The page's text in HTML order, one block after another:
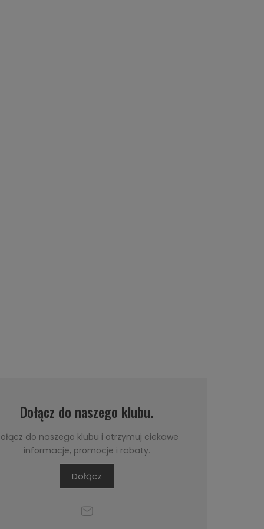
Dołącz do naszego klubu.
do naszego klubu i otrzymuj ciekawe
informacje, promocje i rabaty.
Dołącz